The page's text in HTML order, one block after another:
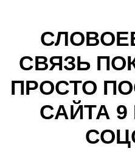
СВЯЗЬ
ПРОСТО
САЙТА